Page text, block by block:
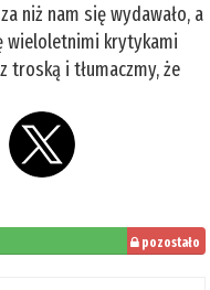
niż nam się wydawało, a
wieloletnimi krytykami
troską i tłumaczmy, że
pozostało